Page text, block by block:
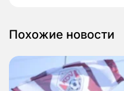
Похожие новости